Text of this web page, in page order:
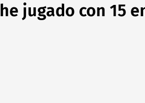
he jugado con 15